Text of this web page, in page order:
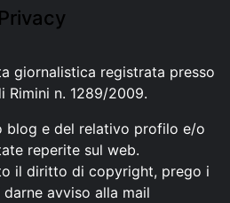
Privacy
giornalistica registrata presso
Rimini n. 1289/2009.
blog e del relativo profilo e/o
reperite sul web.
il diritto di copyright, prego i
avviso alla mail